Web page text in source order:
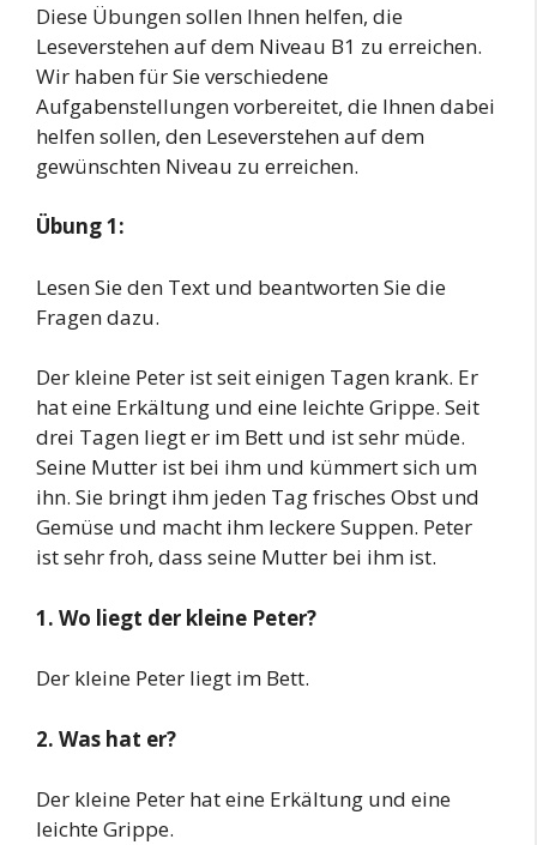
Diese Übungen sollen Ihnen helfen, die
Leseverstehen auf dem Niveau B1 zu erreichen.
Wir haben für Sie verschiedene
Aufgabenstellungen vorbereitet, die Ihnen dabei
helfen sollen, den Leseverstehen auf dem
gewünschten Niveau zu erreichen.
Übung 1:
Lesen Sie den Text und beantworten Sie die
Fragen dazu.
Der kleine Peter ist seit einigen Tagen krank. Er
hat eine Erkältung und eine leichte Grippe. Seit
drei Tagen liegt er im Bett und ist sehr müde.
Seine Mutter ist bei ihm und kümmert sich um
ihn. Sie bringt ihm jeden Tag frisches Obst und
Gemüse und macht ihm leckere Suppen. Peter
ist sehr froh, dass seine Mutter bei ihm ist.
1. Wo liegt der kleine Peter?
Der kleine Peter liegt im Bett.
2. Was hat er?
Der kleine Peter hat eine Erkältung und eine
leichte Grippe.